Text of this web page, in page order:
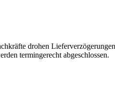
drohen
termingerecht abgeschlossen.